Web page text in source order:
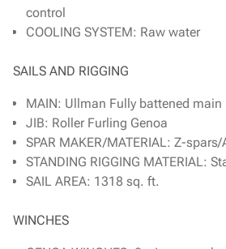
control
COOLING SYSTEM: Raw water
SAILS AND RIGGING
MAIN: Ullman Fully battened main
JIB: Roller Furling Genoa
SPAR MAKER/MATERIAL: Z-
STANDING RIGGING MATERIAL:
SAIL AREA: 1318 sq. ft.
WINCHES